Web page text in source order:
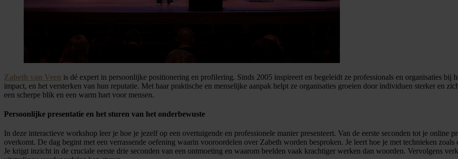
Zabeth van Veen is dé expert in persoonlijke positionering en profilering. Sinds 2005 inspireert en begeleidt ze professionals en organisaties
impact, en het versterken van hun reputatie. Met haar praktische en menselijke aanpak helpt ze organisaties groeien door individuen sterker en
een scherpe blik en een warm hart voor mensen.
Persoonlijke presentatie en het sturen van het onderbewuste
In deze interactieve workshop leer je hoe je jezelf op een overtuigende en professionele manier presenteert. Van de eerste seconden tot je
overkomt. De dag begint met een verrassende oefening waarin vooroordelen over Zabeth worden besproken. Je leert hoe je met technieken
Je krijgt inzicht in de cruciale eerste drie seconden van een ontmoeting en waarom beelden vaak krachtiger werken dan woorden. Vervolgens